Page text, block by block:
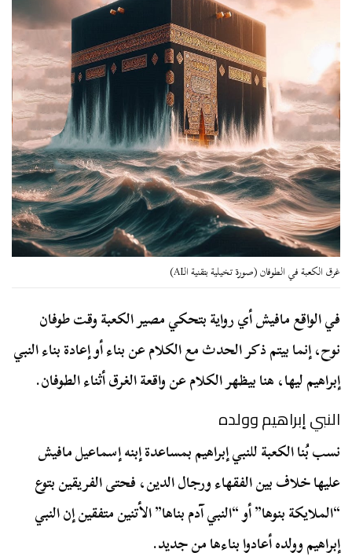
غرق الكعبة في الطوفان (صورة تخيلية بتقنية الـAI)
في الواقع مافيش أي رواية بتحكي مصير الكعبة وقت طوفان
نوح، إنما بيتم ذكر الحدث مع الكلام عن بناء أو إعادة بناء النبي
إبراهيم ليها، هنا بيظهر الكلام عن واقعة الغرق أثناء الطوفان.
النبي إبراهيم وولده
نسب بُنا الكعبة للنبي إبراهيم بمساعدة إبنه إسماعيل مافيش
عليها خلاف بين الفقهاء ورجال الدين، فحتى الفريقين بتوع
“الملايكة بنوها” أو “النبي آدم بناها” الأتنين متفقين إن النبي
إبراهيم وولده أعادوا بناءها من جديد.